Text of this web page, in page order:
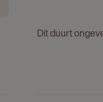
Dit duurt